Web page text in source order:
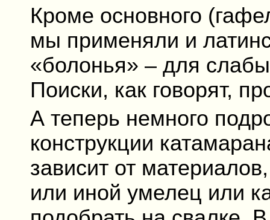
Кроме основного
мы применяли и
«болонья» – для
Поиски, как говорят,
А теперь немного
конструкции
зависит от
или иной умелец или